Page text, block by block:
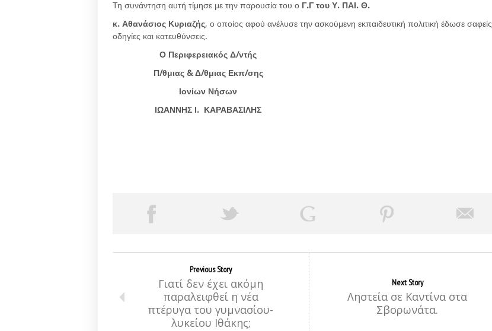
Τη συνάντηση αυτή τίμησε με την παρουσία του ο Γ.Γ του Υ. ΠΑΙ. Θ.
κ. Αθανάσιος Κυριαζής, ο οποίος αφού ανέλυσε την ασκούμενη εκπαιδευτική πολιτική έδωσε σαφείς
οδηγίες και κατευθύνσεις.
Ο Περιφερειακός Δ/ντής
Π/θμιας & Δ/θμιας Εκπ/σης
Ιονίων Νήσων
ΙΩΑΝΝΗΣ Ι. ΚΑΡΑΒΑΣΙΛΗΣ
Previous Story
Γιατί δεν έχει ακόμη
παραλειφθεί η νέα
πτέρυγα του γυμνασίου-
λυκείου Ιθάκης;
Next Story
Ληστεία σε Καντίνα στα
Σβορωνάτα.